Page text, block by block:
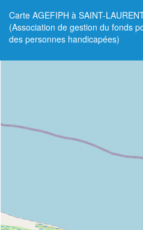
Carte AGEFIPH à SAINT-
(Association de gestion du fonds
des personnes handicapées)
+
−